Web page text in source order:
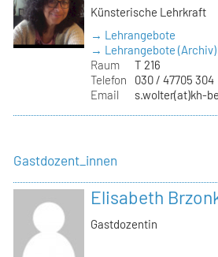
Künsterische Lehrkraft
→ Lehrangebote
→ Lehrangebote (Archiv)
Raum
T 216
Telefon
030 / 47705 304
Email
s.wolter(at)kh-
Gastdozent_innen
Elisabeth
Gastdozentin